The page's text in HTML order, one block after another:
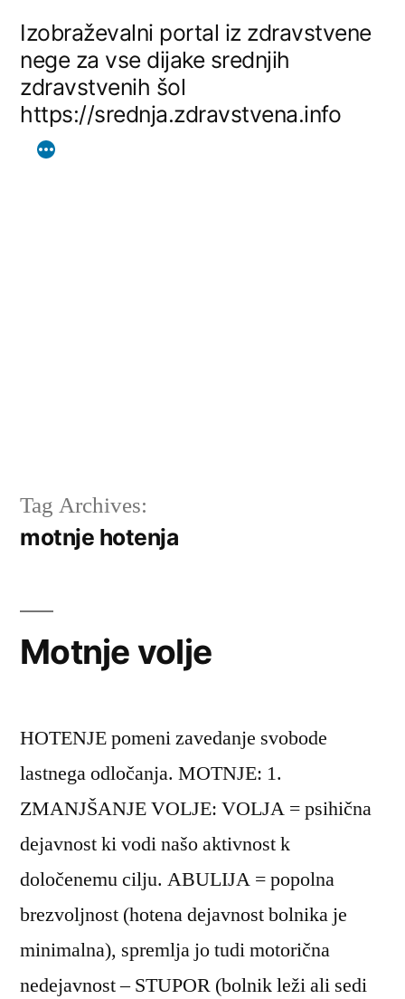
content
Izobraževalni portal iz zdravstvene
nege za vse dijake srednjih
zdravstvenih šol
https://srednja.zdravstvena.info
Tag Archives:
motnje hotenja
Motnje volje
HOTENJE pomeni zavedanje svobode
lastnega odločanja. MOTNJE: 1.
ZMANJŠANJE VOLJE: VOLJA = psihična
dejavnost ki vodi našo aktivnost k
določenemu cilju. ABULIJA = popolna
brezvoljnost (hotena dejavnost bolnika je
minimalna), spremlja jo tudi motorična
nedejavnost – STUPOR (bolnik leži ali sedi